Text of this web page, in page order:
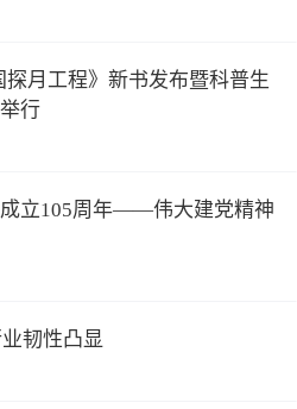
探月工程》新书发布暨科普生
行
立105周年——伟大建党精神
韧性凸显